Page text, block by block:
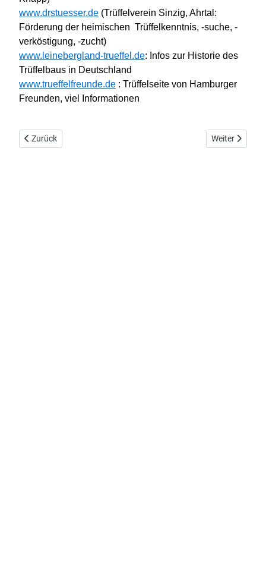
www.drstuesser.de (Trüffelverein Sinzig, Ahrtal:
Förderung der heimischen Trüffelkenntnis, -suche, -
verköstigung, -zucht)
www.leinebergland-trueffel.de: Infos zur Historie des
Trüffelbaus in Deutschland
www.trueffelfreunde.de : Trüffelseite von Hamburger
Freunden, viel Informationen
Vorheriger Beitrag: Speisepilze
Zurück Nächster
Weiter